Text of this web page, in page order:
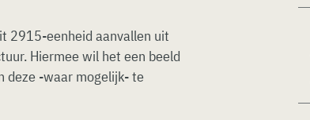
2915-eenheid aanvallen uit
Hiermee wil het een beeld
deze -waar mogelijk- te